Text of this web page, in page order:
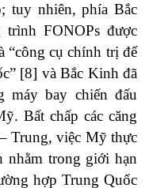
tuy nhiên, phía Bắc
FONOPs được
“công cụ chính trị để
[8] và Bắc Kinh đã
máy bay chiến đấu
Bất chấp các căng
Trung, việc Mỹ thực
nhằm trong giới hạn
hợp Trung Quốc